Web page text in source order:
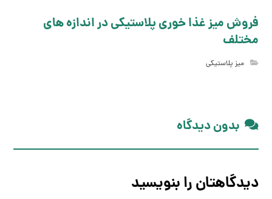
فروش میز غذا خوری پلاستیکی در اندازه های
مختلف
میز پلاستیکی
بدون دیدگاه
دیدگاهتان را بنویسید